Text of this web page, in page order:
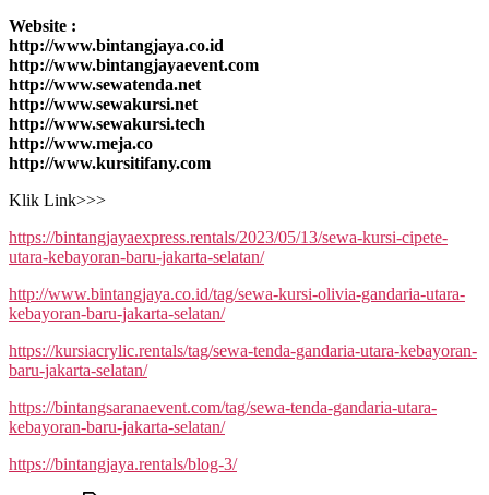
Website :
http://www.bintangjaya.co.id
http://www.bintangjayaevent.com
http://www.sewatenda.net
http://www.sewakursi.net
http://www.sewakursi.tech
http://www.meja.co
http://www.kursitifany.com
Klik Link>>>
https://bintangjayaexpress.rentals/2023/05/13/sewa-kursi-cipete-
utara-kebayoran-baru-jakarta-selatan/
http://www.bintangjaya.co.id/tag/sewa-kursi-olivia-gandaria-utara-
kebayoran-baru-jakarta-selatan/
https://kursiacrylic.rentals/tag/sewa-tenda-gandaria-utara-kebayoran-
baru-jakarta-selatan/
https://bintangsaranaevent.com/tag/sewa-tenda-gandaria-utara-
kebayoran-baru-jakarta-selatan/
https://bintangjaya.rentals/blog-3/